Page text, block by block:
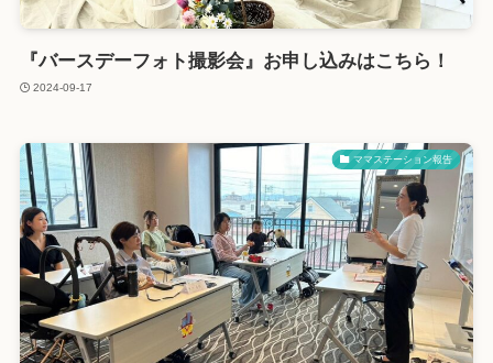
『バースデーフォト撮影会』お申し込みはこちら！
2024-09-17
ママステーション報告